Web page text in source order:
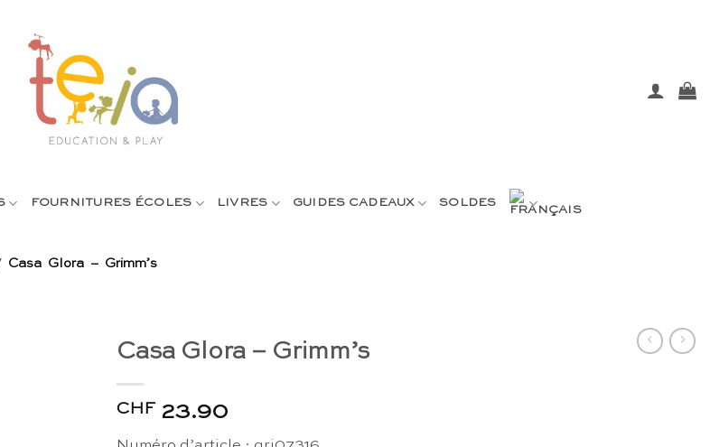
FOURNITURES ÉCOLES LIVRES GUIDES CADEAUX SOLDES
Casa Glora – Grimm’s
Casa Glora – Grimm’s
CHF 23.90